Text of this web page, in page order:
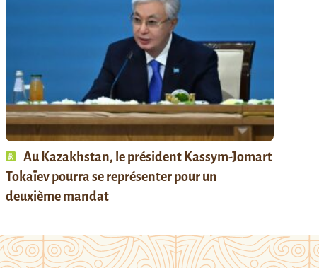
Au Kazakhstan, le président Kassym-Jomart
Tokaïev pourra se représenter pour un
deuxième mandat